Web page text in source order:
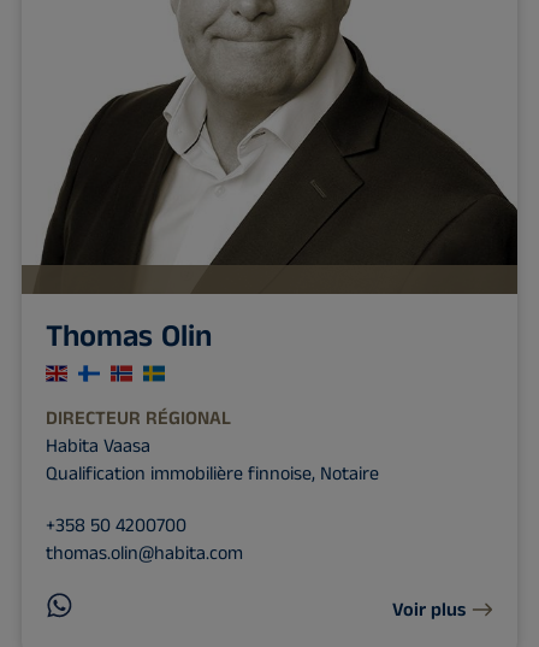
Thomas Olin
DIRECTEUR RÉGIONAL
Habita Vaasa
Qualification immobilière finnoise, Notaire
+358 50 4200700
thomas.olin@habita.com
Voir plus